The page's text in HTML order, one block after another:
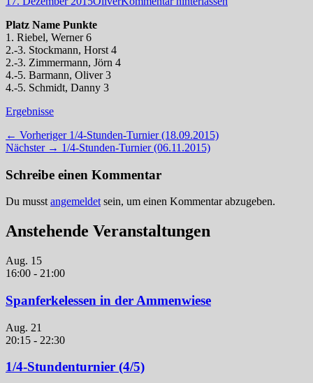
Platz Name Punkte
1. Riebel, Werner 6
2.-3. Stockmann, Horst 4
2.-3. Zimmermann, Jörn 4
4.-5. Barmann, Oliver 3
4.-5. Schmidt, Danny 3
Kategorien
Ergebnisse
Beitragsnavigation
← Vorheriger Vorheriger
Beitrag:
1/4-Stunden-Turnier (18.09.2015)
Nächster → Nächster
1/4-Stunden-Turnier (06.11.2015)
Schreibe einen Kommentar
Du musst angemeldet sein, um einen Kommentar abzugeben.
Anstehende Veranstaltungen
Aug. 15
16:00 - 21:00
Spanferkelessen in der Ammenwiese
Aug. 21
20:15 - 22:30
1/4-Stundenturnier (4/5)